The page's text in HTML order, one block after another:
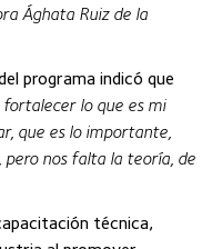
Ághata Ruiz de la
programa indicó que
lo que es mi
que es lo importante,
pero nos falta la teoría, de
técnica,